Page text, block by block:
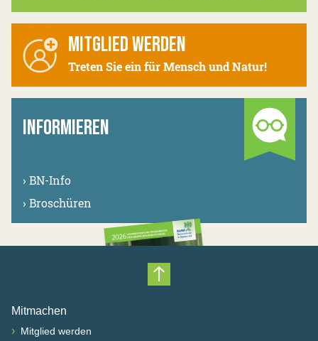
MITGLIED WERDEN
Treten Sie ein für Mensch und Natur!
INFORMIEREN
› BN-Info
› Broschüren
Nach oben scrollen
Mitmachen
› Mitglied werden